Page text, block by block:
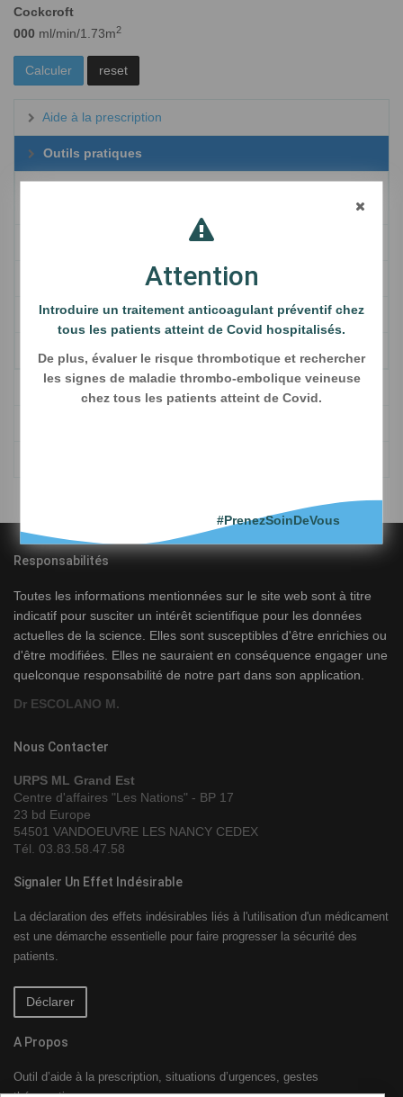
Cockcroft
000 ml/min/1.73m2
Calculer reset
Aide à la prescription
Outils pratiques
HAS-BLED
HEMORR2HAGES
Contre-indications
Responsabilités
Toutes les informations mentionnées sur le site web sont à titre
indicatif pour susciter un intérêt scientifique pour les données
actuelles de la science. Elles sont susceptibles d'être enrichies ou
d'être modifiées. Elles ne sauraient en conséquence engager une
quelconque responsabilité de notre part dans son application.
Dr ESCOLANO M.
Nous Contacter
URPS ML Grand Est
Centre d'affaires "Les Nations" - BP 17
23 bd Europe
54501 VANDOEUVRE LES NANCY CEDEX
Tél. 03.83.58.47.58
Signaler Un Effet Indésirable
La déclaration des effets indésirables liés à l'utilisation d'un médicament
est une démarche essentielle pour faire progresser la sécurité des
patients.
Déclarer
A Propos
Outil d’aide à la prescription, situations d’urgences, gestes
Attention
Introduire un traitement anticoagulant préventif chez
tous les patients atteint de Covid hospitalisés.
De plus, évaluer le risque thrombotique et rechercher
les signes de maladie thrombo-embolique veineuse
chez tous les patients atteint de Covid.
#PrenezSoinDeVous